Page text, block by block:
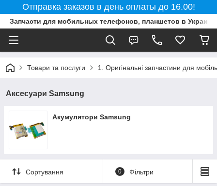
Отправка заказов в день оплаты до 16.00!
Запчасти для мобильных телефонов, планшетов в
Товари та послуги 1. Оригінальні запчастини для
Аксесуари Samsung
Акумулятори Samsung
Сортування 0 Фільтри